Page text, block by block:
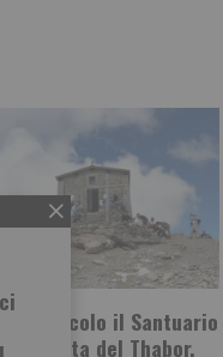
in pericolo il Santuario
vetta del Thabor,